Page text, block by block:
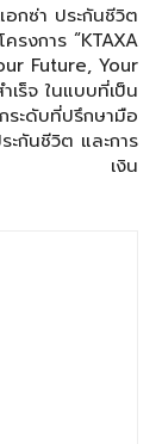
กซ่า ประกันชีวิต
ครงการ “KTAXA
Future, Your
เร็จ ในแบบที่เป็น
ะดับที่ปรึกษามือ
ะกันชีวิต และการ
เงิน